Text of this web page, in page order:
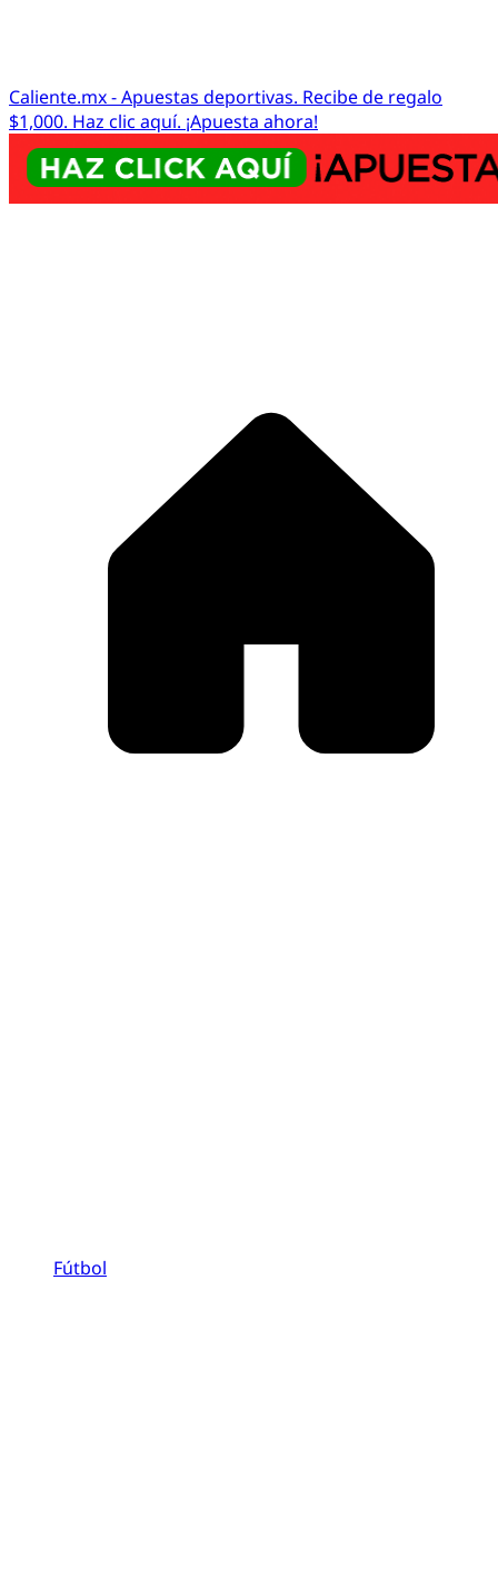
Caliente.mx - Apuestas deportivas. Recibe de regalo
$1,000. Haz clic aquí. ¡Apuesta ahora!
Fútbol